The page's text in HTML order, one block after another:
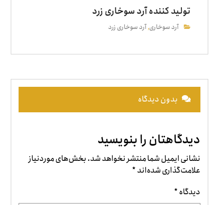
تولید کننده آرد سوخاری زرد
آرد سوخاری,آرد سوخاری زرد
بدون دیدگاه
دیدگاهتان را بنویسید
نشانی ایمیل شما منتشر نخواهد شد.بخش‌های موردنیاز
علامت‌گذاری شده‌اند*
دیدگاه*